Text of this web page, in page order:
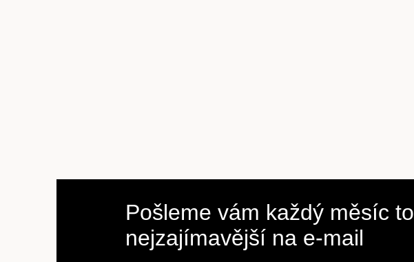
Pošleme vám každý měsíc to
nejzajímavější na e-mail